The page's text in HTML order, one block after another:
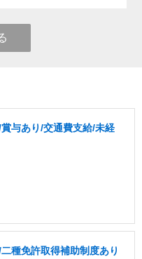
与あり/交通費支給/未経
種免許取得補助制度あり